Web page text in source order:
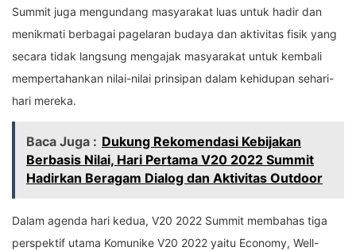
Summit juga mengundang masyarakat luas untuk hadir dan
menikmati berbagai pagelaran budaya dan aktivitas fisik yang
secara tidak langsung mengajak masyarakat untuk kembali
mempertahankan nilai-nilai prinsipan dalam kehidupan sehari-
hari mereka.
Baca Juga : Dukung Rekomendasi Kebijakan
Berbasis Nilai, Hari Pertama V20 2022 Summit
Hadirkan Beragam Dialog dan Aktivitas Outdoor
Dalam agenda hari kedua, V20 2022 Summit membahas tiga
perspektif utama Komunike V20 2022 yaitu Economy, Well-